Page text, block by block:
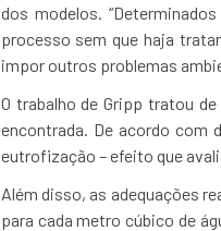
dos modelos.
processo sem que haja
impor outros problemas
O trabalho de Gripp tratou
encontrada. De acordo com
eutrofização – efeito que
Além disso, as adequações
para cada metro cúbico de